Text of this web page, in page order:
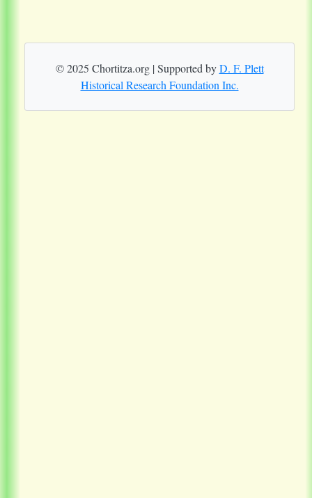
© 2025 Chortitza.org | Supported byD. F. Plett
Historical Research Foundation Inc.